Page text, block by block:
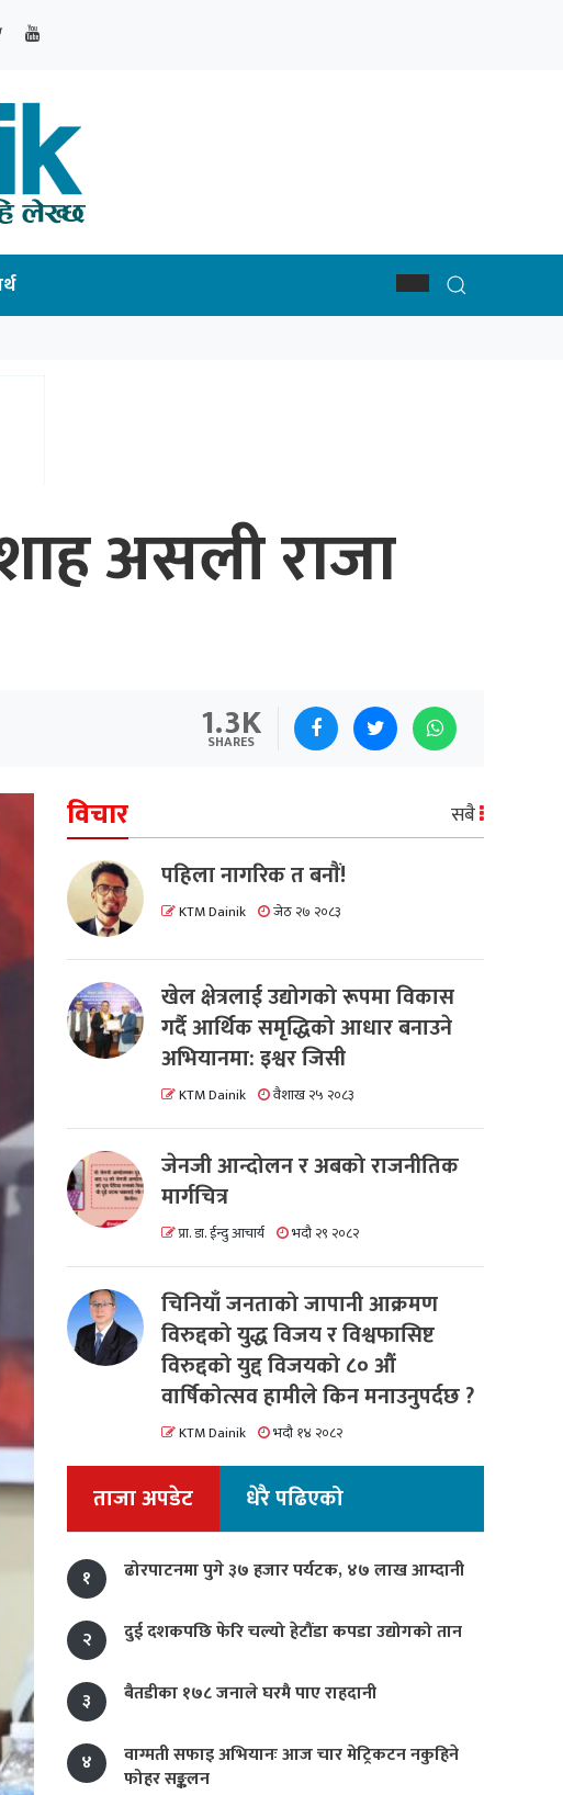
शाह असली राजा
1.3K
SHARES
विचार सबै
पहिला नागरिक त बनाैं!
KTM Dainik जेठ २७ २०८३
खेल क्षेत्रलाई उद्योगको रूपमा विकास
गर्दै आर्थिक समृद्धिको आधार बनाउने
अभियानमा: इश्वर जिसी
KTM Dainik वैशाख २५ २०८३
जेनजी आन्दोलन र अबको राजनीतिक
मार्गचित्र
प्रा. डा. ईन्दु आचार्य भदौ २९ २०८२
चिनियाँ जनताको जापानी आक्रमण
विरुद्दको युद्ध विजय र विश्वफासिष्ट
विरुद्दको युद्द विजयको ८० औं
वार्षिकोत्सव हामीले किन मनाउनुपर्दछ ?
KTM Dainik भदौ १४ २०८२
ताजा अपडेट धेरै पढिएको
१ ढोरपाटनमा पुगे ३७ हजार पर्यटक, ४७ लाख आम्दानी
२ दुई दशकपछि फेरि चल्यो हेटौंडा कपडा उद्योगको तान
३ बैतडीका १७८ जनाले घरमै पाए राहदानी
४
वाग्मती सफाइ अभियानः आज चार मेट्रिकटन नकुहिने
फोहर सङ्कलन